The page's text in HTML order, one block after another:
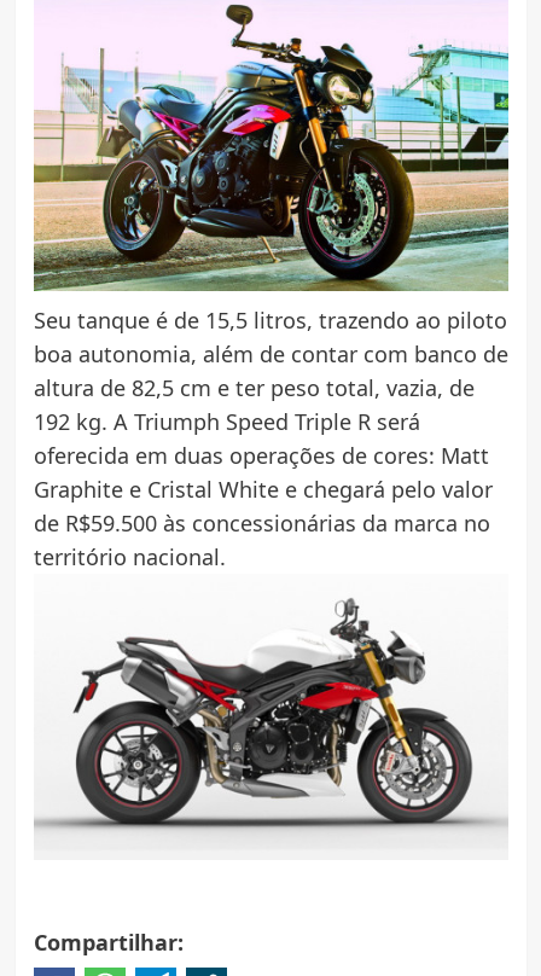
Seu tanque é de 15,5 litros, trazendo ao piloto
boa autonomia, além de contar com banco de
altura de 82,5 cm e ter peso total, vazia, de
192 kg. A Triumph Speed Triple R será
oferecida em duas operações de cores: Matt
Graphite e Cristal White e chegará pelo valor
de R$59.500 às concessionárias da marca no
território nacional.
Compartilhar: